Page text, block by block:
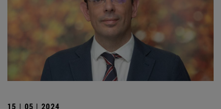
15 | 05 | 2024